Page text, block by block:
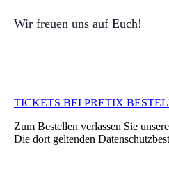
Wir freuen uns auf Euch!
TICKETS BEI PRETIX
Zum Bestellen verlassen Sie
Die dort geltenden